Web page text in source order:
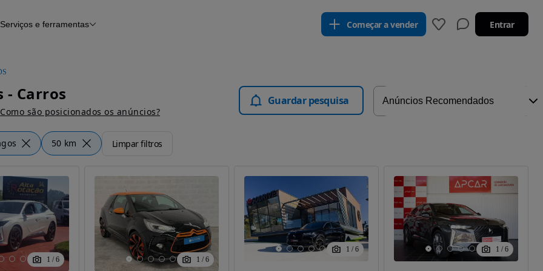
Serviços e ferramentas Começar a vender Entrar
- Carros
Como são posicionados os anúncios?
Guardar pesquisa
50 km Limpar filtros
1 / 6 1 / 6
1 / 6 1 / 6